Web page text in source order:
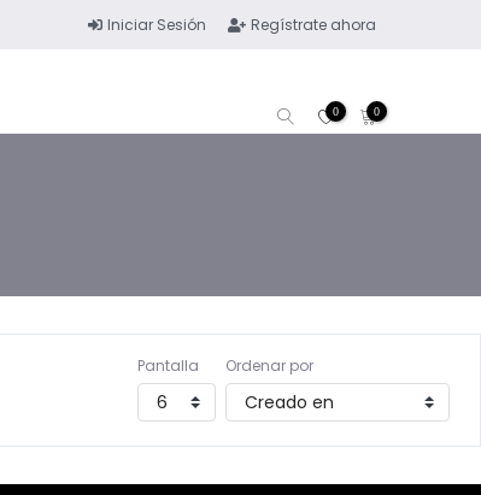
Iniciar Sesión Regístrate ahora
0 0
Pantalla Ordenar por